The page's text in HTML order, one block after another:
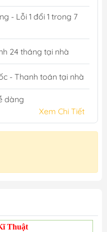
- Lỗi 1 đổi 1 trong 7
24 tháng tại nhà
- Thanh toán tại nhà
dàng
Xem Chi Tiết
Thuật